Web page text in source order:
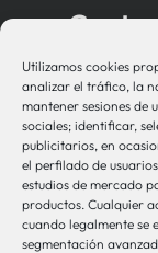
Utilizamos cookies
analizar el tráfico, la
mantener sesiones de
sociales; identificar,
publicitarios, en
el perfilado de
estudios de mercado
productos. Cualquier
cuando legalmente se
segmentación
bio-
944
Otros